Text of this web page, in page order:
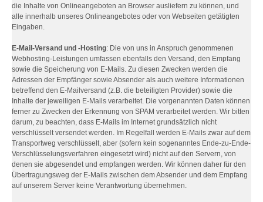
die Inhalte von Onlineangeboten an Browser ausliefern zu können, und
alle innerhalb unseres Onlineangebotes oder von Webseiten getätigten
Eingaben.
E-Mail-Versand und -Hosting: Die von uns in Anspruch genommenen
Webhosting-Leistungen umfassen ebenfalls den Versand, den Empfang
sowie die Speicherung von E-Mails. Zu diesen Zwecken werden die
Adressen der Empfänger sowie Absender als auch weitere Informationen
betreffend den E-Mailversand (z.B. die beteiligten Provider) sowie die
Inhalte der jeweiligen E-Mails verarbeitet. Die vorgenannten Daten können
ferner zu Zwecken der Erkennung von SPAM verarbeitet werden. Wir bitten
darum, zu beachten, dass E-Mails im Internet grundsätzlich nicht
verschlüsselt versendet werden. Im Regelfall werden E-Mails zwar auf dem
Transportweg verschlüsselt, aber (sofern kein sogenanntes Ende-zu-Ende-
Verschlüsselungsverfahren eingesetzt wird) nicht auf den Servern, von
denen sie abgesendet und empfangen werden. Wir können daher für den
Übertragungsweg der E-Mails zwischen dem Absender und dem Empfang
auf unserem Server keine Verantwortung übernehmen.